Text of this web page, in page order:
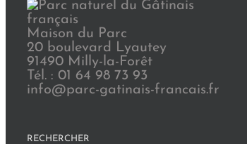
Maison du Parc
20 boulevard Lyautey
91490 Milly-la-Forêt
Tél. : 01 64 98 73 93
info@parc-gatinais-francais.fr
RECHERCHER